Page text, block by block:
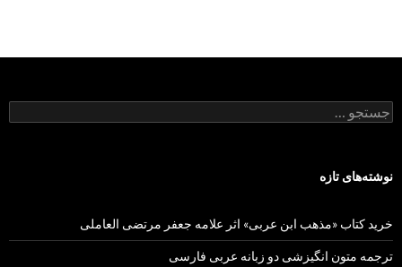
جستجو
برای:
نوشته‌های تازه
خرید کتاب «مذهب ابن عربی» اثر علامه جعفر مرتضی العاملی
ترجمه متون انگیزشی دو زبانه عربی فارسی